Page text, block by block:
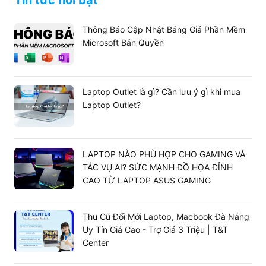
Thông Báo Cập Nhật Bảng Giá Phần Mềm
Microsoft Bản Quyền
Laptop Outlet là gì? Cần lưu ý gì khi mua
Laptop Outlet?
LAPTOP NÀO PHÙ HỢP CHO GAMING VÀ
TÁC VỤ AI? SỨC MẠNH ĐỒ HỌA ĐỈNH
CAO TỪ LAPTOP ASUS GAMING
Thu Cũ Đổi Mới Laptop, Macbook Đà Nẵng
Uy Tín Giá Cao - Trợ Giá 3 Triệu | T&T
Center